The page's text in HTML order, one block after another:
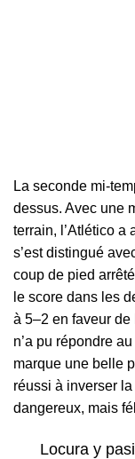
La seconde mi-
dessus. Avec une
terrain, l’Atlético a
s’est distingué
coup de pied
le score dans les
à 5–2 en faveur de
n’a pu répondre
marque une belle
réussi à inverser
dangereux, mais
Locura y